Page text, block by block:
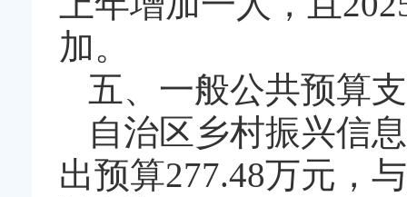
加。
五、一般公共预算
自治区乡村振兴信
出预算277.48万元，